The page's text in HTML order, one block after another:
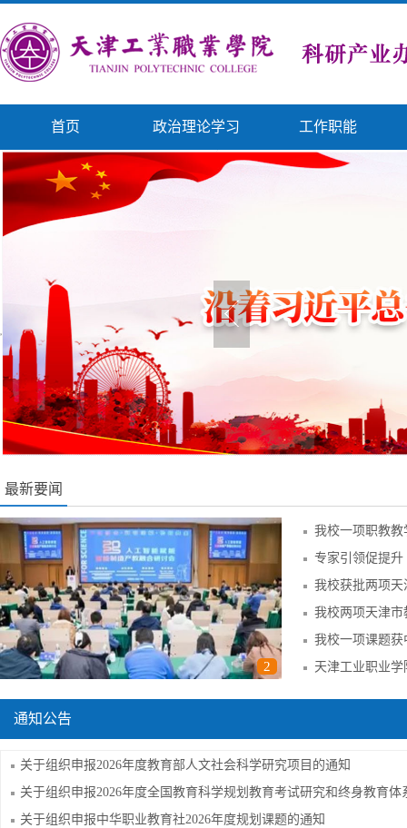
首页 政治理论学习 工作职能
最新要闻
1 2
我校一项职教
我校两项天津
我校一项课题获
天津工业职业
通知公告
关于组织申报2026年度教育部人文社会科学研究项目的通知
关于组织申报中华职业教育社2026年度规划课题的通知